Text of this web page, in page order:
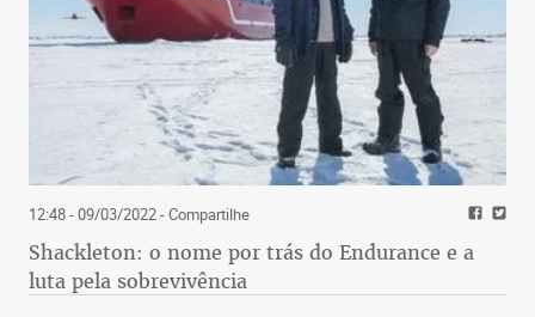
12:48 - 09/03/2022- Compartilhe
Shackleton: o nome por trás do Endurance e a
luta pela sobrevivência